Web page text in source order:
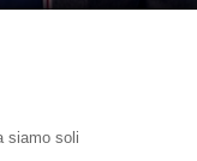
siamo soli